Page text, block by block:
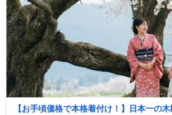
【お手頃価格で本格着付け！】日本一の